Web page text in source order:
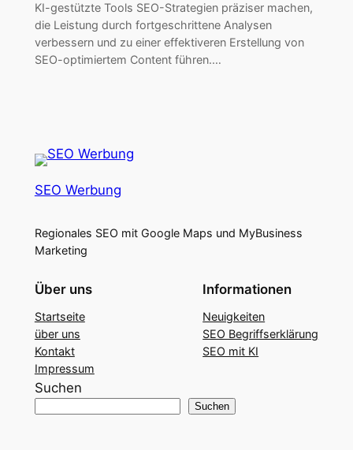
KI-gestützte Tools SEO-Strategien präziser machen,
die Leistung durch fortgeschrittene Analysen
verbessern und zu einer effektiveren Erstellung von
SEO-optimiertem Content führen.…
SEO Werbung
Regionales SEO mit Google Maps und MyBusiness
Marketing
Über uns
Startseite
über uns
Kontakt
Impressum
Informationen
Neuigkeiten
SEO Begriffserklärung
SEO mit KI
Suchen
Suchen